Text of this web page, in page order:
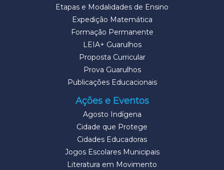
Etapas e Modalidades de Ensino
Expedição Matemática
Formação Permanente
LEIA+ Guarulhos
Proposta Curricular
Prova Guarulhos
Publicações Educacionais
Ações e Eventos
Agosto Indígena
Cidade que Protege
Cidades Educadoras
Jogos Escolares Municipais
Literatura em Movimento